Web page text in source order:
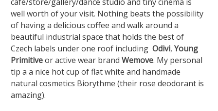
well worth of your visit. Nothing beats the possibility
of having a delicious coffee and walk around a
beautiful industrial space that holds the best of
Czech labels under one roof includingOdivi,Young
Primitiveor active wear brandWemove. My personal
tip a a nice hot cup of flat white and handmade
natural cosmetics Biorythme (their rose deodorant is
amazing).